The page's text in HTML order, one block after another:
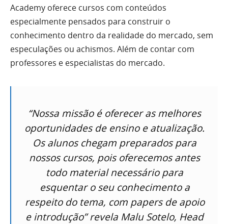
Academy oferece cursos com conteúdos
especialmente pensados para construir o
conhecimento dentro da realidade do mercado, sem
especulações ou achismos. Além de contar com
professores e especialistas do mercado.
“Nossa missão é oferecer as melhores
oportunidades de ensino e atualização.
Os alunos chegam preparados para
nossos cursos, pois oferecemos antes
todo material necessário para
esquentar o seu conhecimento a
respeito do tema, com papers de apoio
e introdução” revela Malu Sotelo, Head